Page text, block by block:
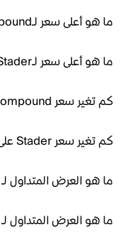
ما هو أعلى سعر لـCompound على الإطلاق؟
ما هو أعلى سعر لـStader على الإطلاق؟
كم تغير سعر Compound على مدار الفترة الماضية؟
كم تغير سعر Stader على مدار الفترة الماضية؟
ما هو العرض المتداول لـ Compound؟
ما هو العرض المتداول لـ Stader؟